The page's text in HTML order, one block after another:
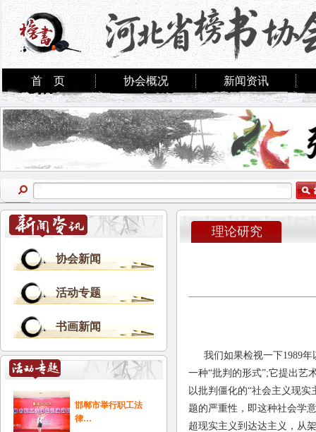
首 页 协会概况 新闻资讯
协会新闻
活动专题
书画新闻
邯郸市举行职工法
律…
理论研究
我们如果检视一下1989年
一种“批判的形式”;它提出艺
以批判僵化的“社会主义现
题的严重性，即这种社会学
超现实主义到达达主义，从